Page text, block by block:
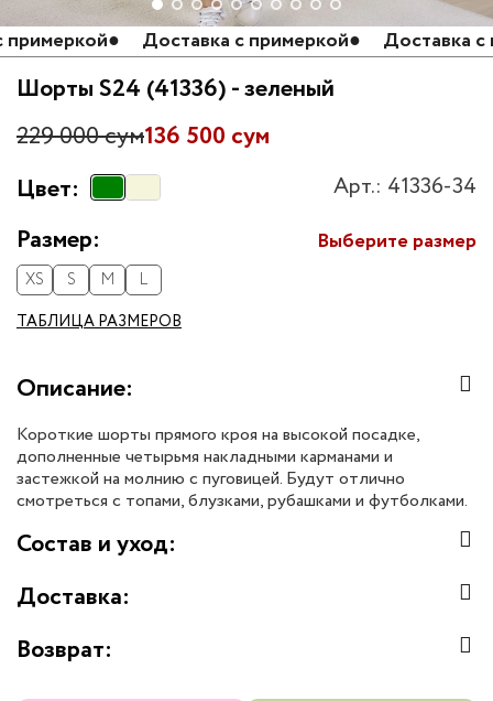
● Доставка с примеркой● Доставка с
Шорты S24 (41336) - зеленый
136 500 сум
229 000 сум
Цвет:
Арт.: 41336-34
Размер:
XS S M
L
ТАБЛИЦА РАЗМЕРОВ
Выберите размер
Описание:
Короткие шорты прямого кроя на высокой посадке,
дополненные четырьмя накладными карманами и
застежкой на молнию с пуговицей. Будут отлично
смотреться с топами, блузками, рубашками и футболками.
Состав и уход:
Доставка:
Возврат: